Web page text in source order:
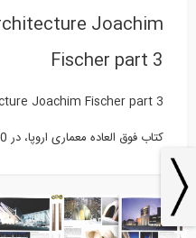
Fischer part 3
Joachim Fischer part 3
کتاب فوق العاده معماری اروپا، در 1000 صفحه، بخش 3